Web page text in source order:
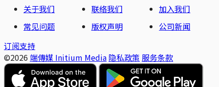
关于我们
联络我们
加入我们
常见问题
版权声明
公司新闻
订阅支持
©2026 端傳媒 Initium Media 隐私政策 服务条款